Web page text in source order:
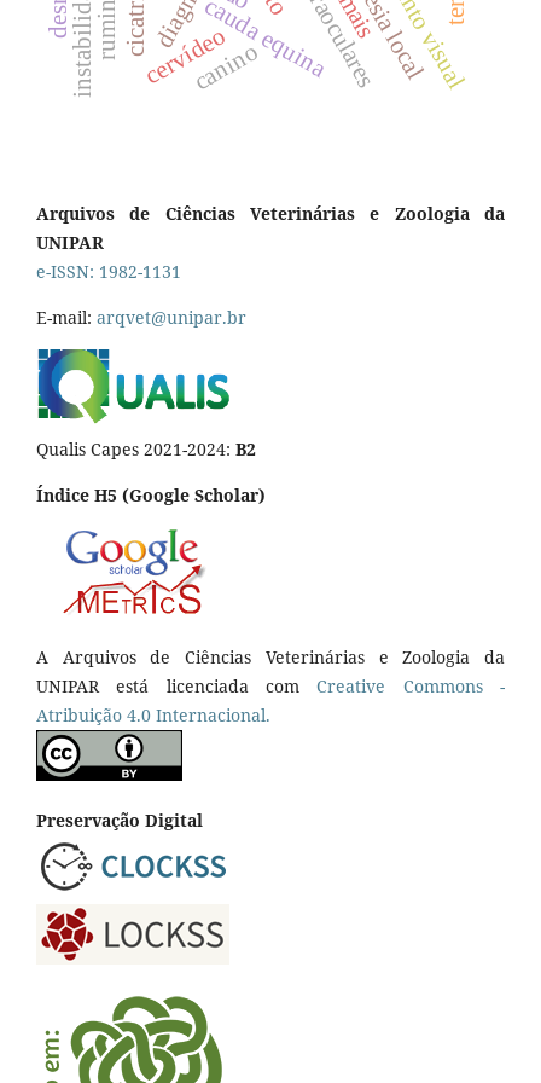
cauda equina
canino
cervídeo
Arquivos de Ciências Veterinárias e Zoologia da
UNIPAR
e-ISSN: 1982-1131
E-mail: arqvet@unipar.br
Qualis Capes 2021-2024: B2
Índice H5 (Google Scholar)
A Arquivos de Ciências Veterinárias e Zoologia da
UNIPAR está licenciada comCreative Commons -
Atribuição 4.0 Internacional.
Preservação Digital